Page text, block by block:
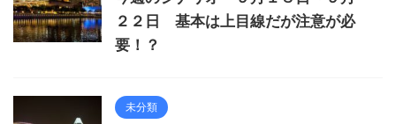
２２日 基本は上目線だが注意が必
要！？
未分類